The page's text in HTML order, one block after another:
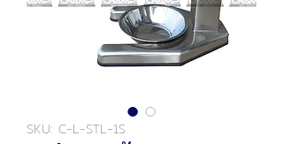
SKU: C-L-STL-1S